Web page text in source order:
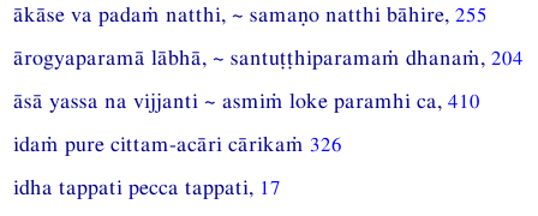
ākāse va padaṁ natthi, ~ samaṇo natthi bāhire,255
ārogyaparamā lābhā, ~ santuṭṭhiparamaṁ dhanaṁ,204
āsā yassa na vijjanti ~ asmiṁ loke paramhi ca,410
idaṁ pure cittam-acāri cārikaṁ 326
idha tappati pecca tappati, 17